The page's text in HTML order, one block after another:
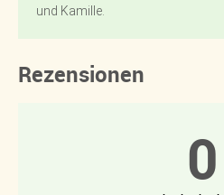
und Kamille.
Rezensionen
0